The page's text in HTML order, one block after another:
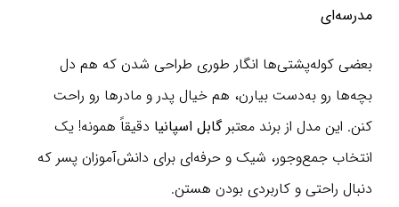
مدرسه‌ای
بعضی کوله‌پشتی‌ها انگار طوری طراحی شدن که هم دل
بچه‌ها رو به‌دست بیارن، هم خیال پدر و مادرها رو راحت
کنن. این مدل از برند معتبرگابل اسپانیا دقیقاً همونه! یک
انتخاب جمع‌وجور، شیک و حرفه‌ای برای دانش‌آموزان پسر که
دنبال راحتی و کاربردی بودن هستن.